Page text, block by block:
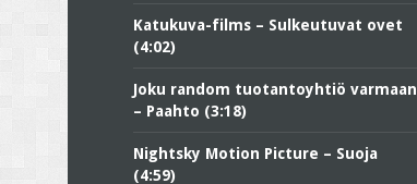
Katukuva-films – Sulkeutuvat ovet
(4:02)
Joku random tuotantoyhtiö varmaan
– Paahto (3:18)
Nightsky Motion Picture – Suoja
(4:59)